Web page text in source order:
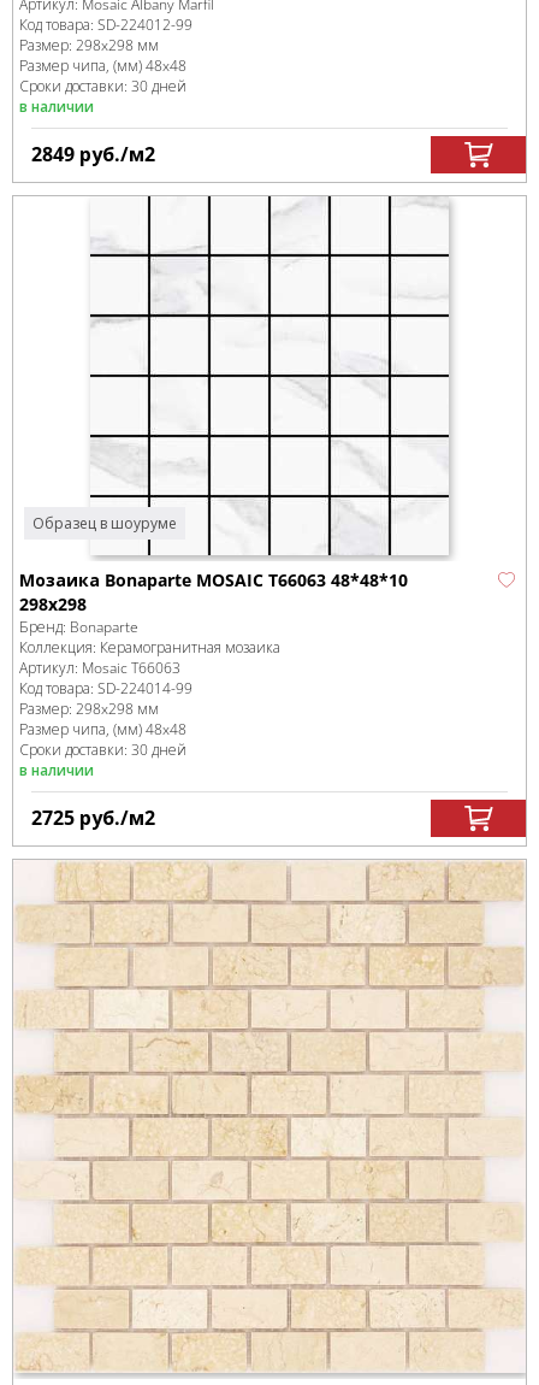
Артикул: Mosaic Albany Marfil
Код товара: SD-224012-99
Размер: 298x298 мм
Размер чипа, (мм)48x48
Сроки доставки: 30 дней
в наличии
2849 руб./м2
Образец в шоуруме
Мозаика Bonaparte MOSAIC T66063 48*48*10
298x298
Бренд: Bonaparte
Коллекция: Керамогранитная мозаика
Артикул: Mosaic T66063
Код товара: SD-224014-99
Размер: 298x298 мм
Размер чипа, (мм)48x48
Сроки доставки: 30 дней
в наличии
2725 руб./м2